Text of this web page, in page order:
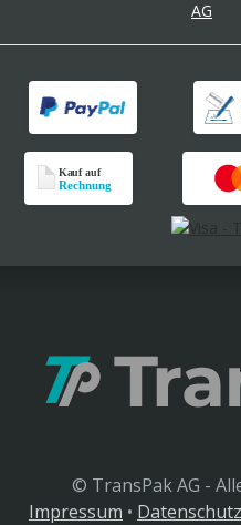
© TransPak AG -
Impressum • Datenschutz